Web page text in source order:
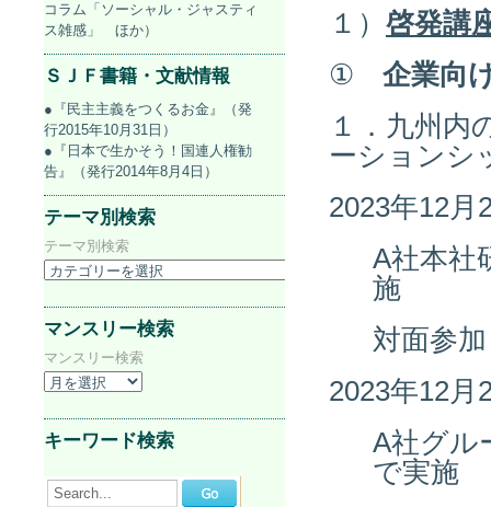
１） 啓発講
① 企業向
１．九州内
ーションシ
2023年12月
A社本社
施
対面参
2023年12月
A社グル
で実施
コラム「ソーシャル・ジャスティ
ス雑感」 ほか）
ＳＪＦ書籍・文献情報
●『民主主義をつくるお金』（発
行2015年10月31日）
●『日本で生かそう！国連人権勧
告』（発行2014年8月4日）
テーマ別検索
テーマ別検索
マンスリー検索
マンスリー検索
キーワード検索
Search...